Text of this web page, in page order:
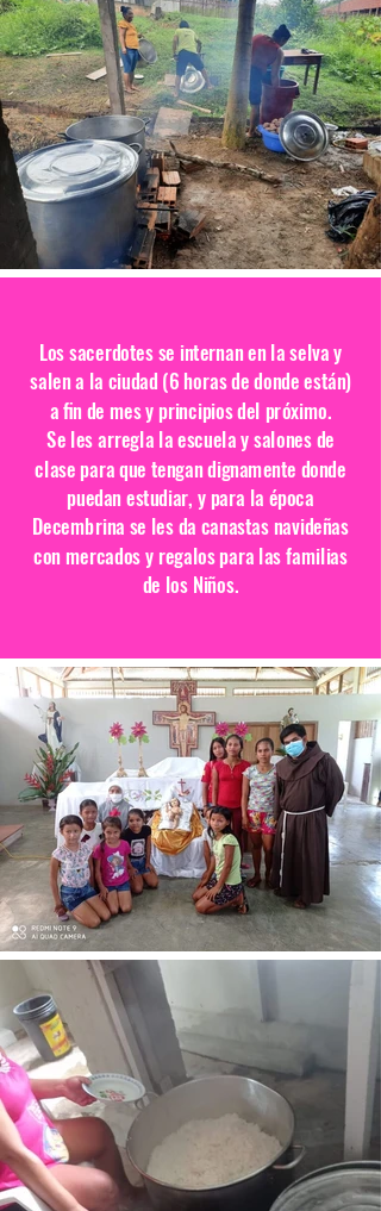
Los sacerdotes se internan en la selva y
salen a la ciudad (6 horas de donde están)
a fin de mes y principios del próximo.
Se les arregla la escuela y salones de
clase para que tengan dignamente donde
puedan estudiar, y para la época
Decembrina se les da canastas navideñas
con mercados y regalos para las familias
de los Niños.